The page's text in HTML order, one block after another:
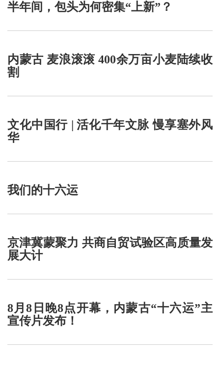
半年间，包头为何密集“上新”？
内蒙古 麦浪滚滚 400余万亩小麦陆续收
割
文化中国行 | 活化千年文脉 慢享塞外风
华
我们的十六运
京津冀蒙聚力 共商自贸试验区高质量发
展大计
8月8日晚8点开幕，内蒙古“十六运”主
宣传片发布！